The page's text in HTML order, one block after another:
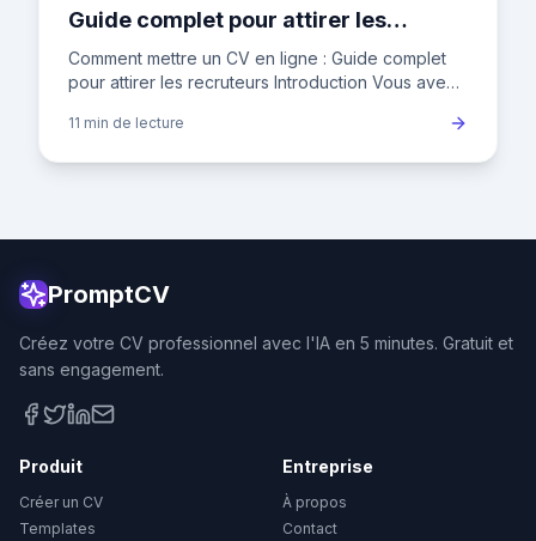
Guide complet pour attirer les
recruteurs
Comment mettre un CV en ligne : Guide complet
pour attirer les recruteurs Introduction Vous avez
ordinateur ? Pu
11 min de lecture
PromptCV
Créez votre CV professionnel avec l'IA en 5 minutes. Gratuit et
sans engagement.
Produit
Créer un CV
Templates
Entreprise
À propos
Contact